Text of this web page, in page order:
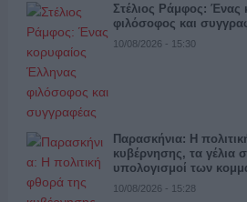
Στέλιος Ράμφος: Ένας
φιλόσοφος και
10/08/2026 - 15:30
Παρασκήνια: Η
κυβέρνησης, τα γέλια
υπολογισμοί των
10/08/2026 - 15:28